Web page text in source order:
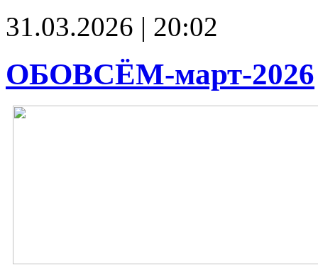
31.03.2026 | 20:02
ОБОВСЁМ-март-2026